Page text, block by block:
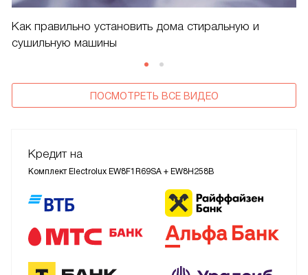
Как правильно установить дома стиральную и
сушильную машины
ПОСМОТРЕТЬ ВСЕ ВИДЕО
Кредит на
Комплект Electrolux EW8F1R69SA + EW8H258B